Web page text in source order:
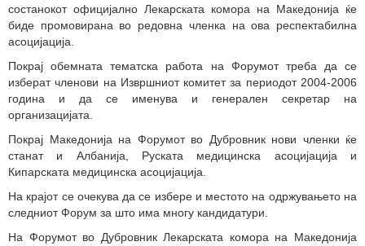
состанокот официјално Лекарската комора на Македонија ќе
биде промовирана во редовна членка на ова респектабилна
асоцијација.
Покрај обемната тематска работа на Форумот треба да се
изберат членови на Извршниот комитет за периодот 2004-2006
година и да се именува и генерален секретар на
организацијата.
Покрај Македонија на Форумот во Дубровник нови членки ќе
станат и Албанија, Руската медицинска асоцијација и
Кипарската медицинска асоцијација.
На крајот се очекува да се избере и местото на одржувањето на
следниот Форум за што има многу кандидатури.
На Форумот во Дубровник Лекарската комора на Македонија